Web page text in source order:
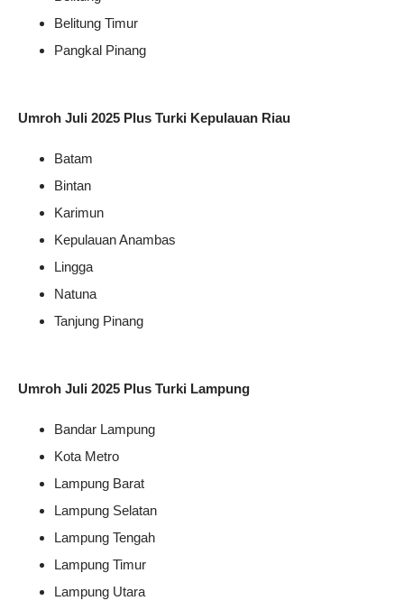
Belitung Timur
Pangkal Pinang
Umroh Juli 2025 Plus Turki Kepulauan Riau
Batam
Bintan
Karimun
Kepulauan Anambas
Lingga
Natuna
Tanjung Pinang
Umroh Juli 2025 Plus Turki Lampung
Bandar Lampung
Kota Metro
Lampung Barat
Lampung Selatan
Lampung Tengah
Lampung Timur
Lampung Utara